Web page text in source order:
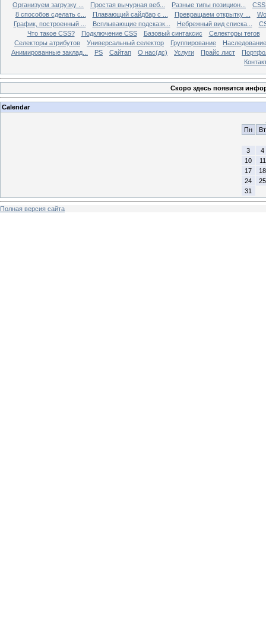
Организуем загрузку ...
Простая вычурная веб... Разные типы позицион...
8 способов сделать с...
Плавающий сайдбар с ... Превращаем открытку ...
График, построенный ...
Всплывающие подсказк... Небрежный вид списка...
Что такое CSS?
Подключение CSS Базовый синтаксис
Селекторы тегов
Селекторы атрибутов
Универсальный селектор Группирование
Наследование
Анимированные заклад...
PS Сайтап О нас(дс) Услуги Прайс лист
Скоро здесь появится
Calendar
Пн
Вт
3
4
10
11
17
18
24
25
31
Полная версия сайта